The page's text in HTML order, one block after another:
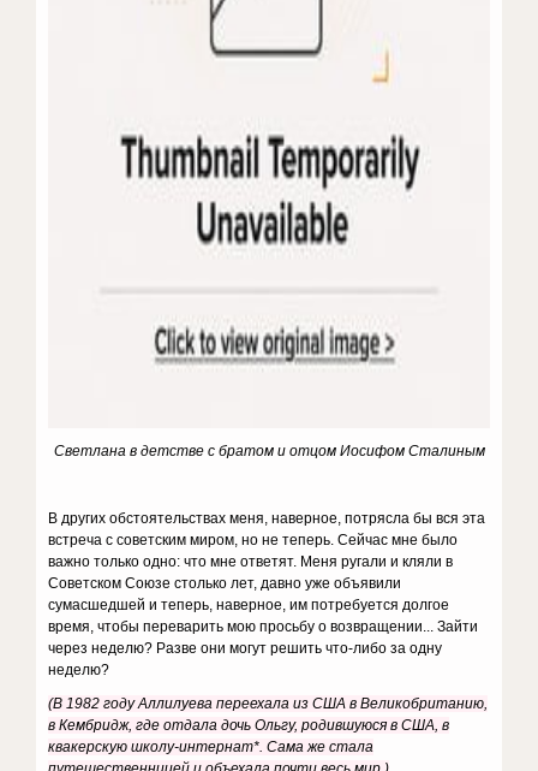
Светлана в детстве с братом и отцом Иосифом Сталиным
В других обстоятельствах меня, наверное, потрясла бы вся эта
встреча с советским миром, но не теперь. Сейчас мне было
важно только одно: что мне ответят. Меня ругали и кляли в
Советском Союзе столько лет, давно уже объявили
сумасшедшей и теперь, наверное, им потребуется долгое
время, чтобы переварить мою просьбу о возвращении... Зайти
через неделю? Разве они могут решить что-либо за одну
неделю?
(В 1982 году Аллилуева переехала из США в Великобританию,
в Кембридж, где отдала дочь Ольгу, родившуюся в США, в
квакерскую школу-интернат*. Сама же стала